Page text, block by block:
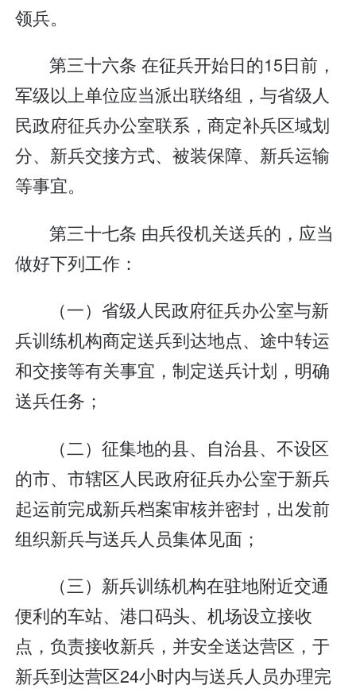
领兵。
第三十六条 在征兵开始日的15日前，
军级以上单位应当派出联络组，与省级人
民政府征兵办公室联系，商定补兵区域划
分、新兵交接方式、被装保障、新兵运输
等事宜。
第三十七条 由兵役机关送兵的，应当
做好下列工作：
（一）省级人民政府征兵办公室与新
兵训练机构商定送兵到达地点、途中转运
和交接等有关事宜，制定送兵计划，明确
送兵任务；
（二）征集地的县、自治县、不设区
的市、市辖区人民政府征兵办公室于新兵
起运前完成新兵档案审核并密封，出发前
组织新兵与送兵人员集体见面；
（三）新兵训练机构在驻地附近交通
便利的车站、港口码头、机场设立接收
点，负责接收新兵，并安全送达营区，于
新兵到达营区24小时内与送兵人员办理完